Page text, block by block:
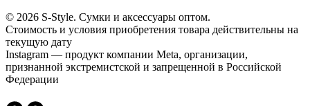
© 2026 S-Style. Сумки и аксессуары оптом.
Cтоимость и условия приобретения товара действительны на
текущую дату
Instagram — продукт компании Meta, организации,
признанной экстремистской и запрещенной в Российской
Федерации